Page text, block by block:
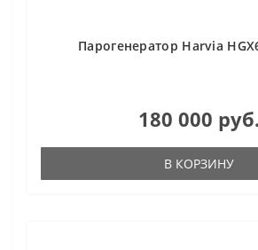
Парогенератор Harvia
180 000 руб.
В КОРЗИНУ